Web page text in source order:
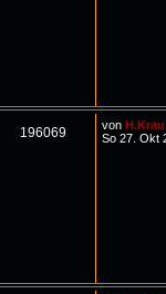
196069 von
So 27. Okt